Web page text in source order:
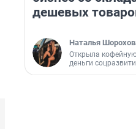
дешевых
Наталья
Открыла
деньги